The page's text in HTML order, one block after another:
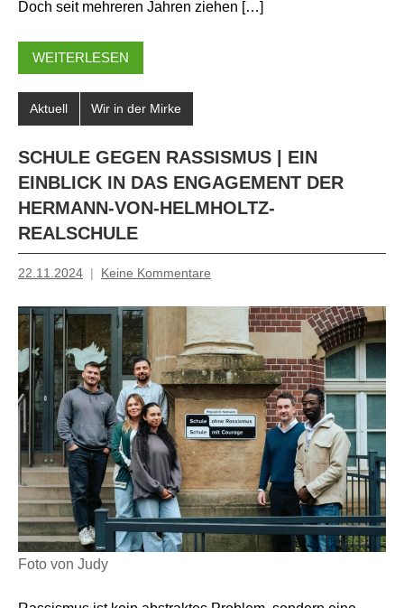
Doch seit mehreren Jahren ziehen […]
WEITERLESEN
Aktuell Wir in der Mirke
SCHULE GEGEN RASSISMUS | EIN
EINBLICK IN DAS ENGAGEMENT DER
HERMANN-VON-HELMHOLTZ-
REALSCHULE
22.11.2024
Mosche
Keine Kommentare
Foto von Judy